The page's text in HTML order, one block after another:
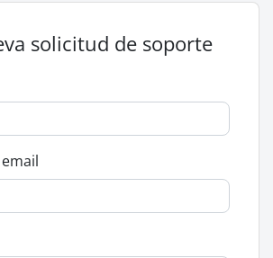
solicitud de soporte